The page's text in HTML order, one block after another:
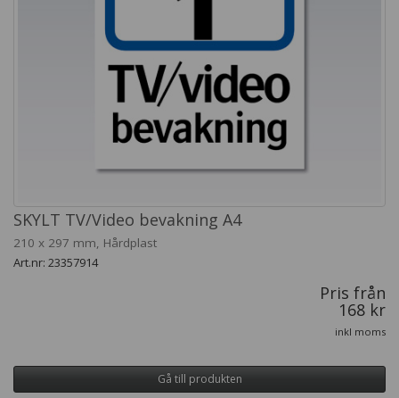
SKYLT TV/Video bevakning A4
210 x 297 mm, Hårdplast
Art.nr: 23357914
Pris från
168 kr
inkl moms
Gå till produkten